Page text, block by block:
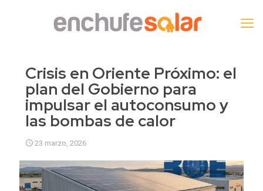
Crisis en Oriente Próximo: el
plan del Gobierno para
impulsar el autoconsumo y
las bombas de calor
23 marzo, 2026